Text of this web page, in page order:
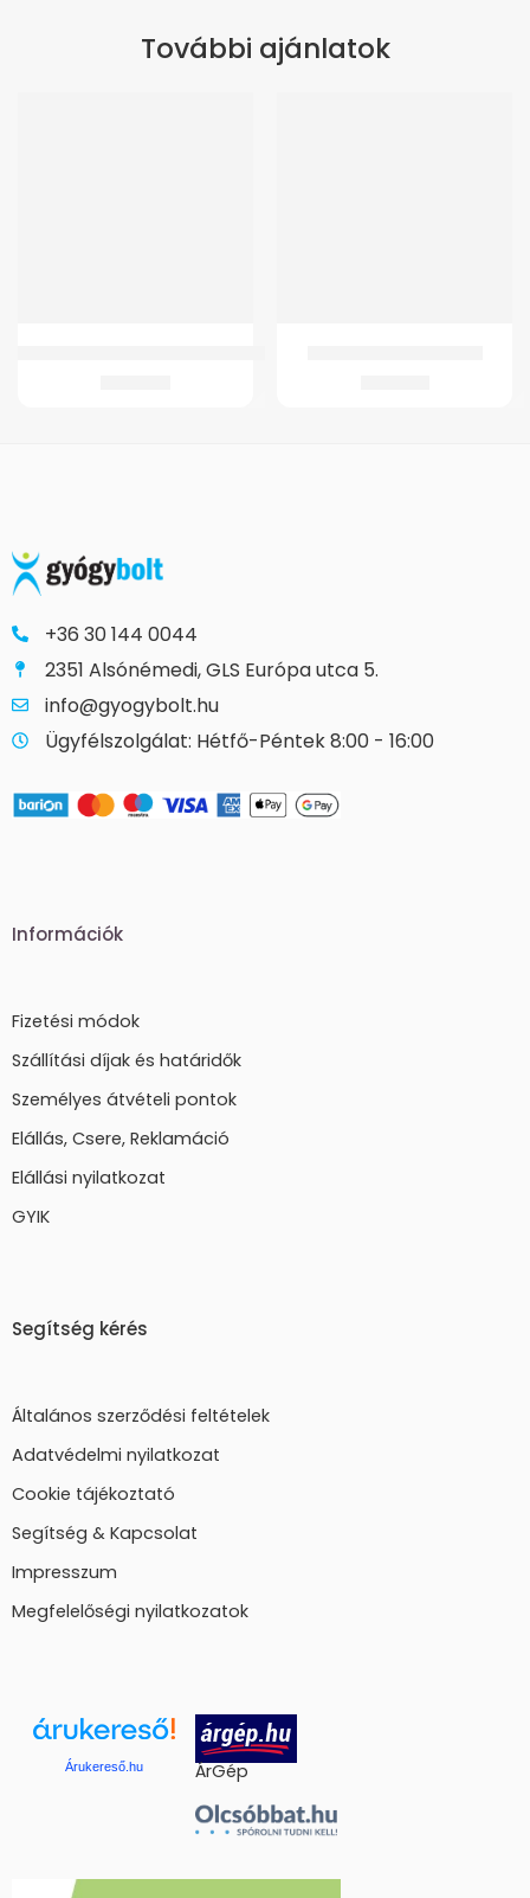
További ajánlatok
+36 30 144 0044
2351 Alsónémedi, GLS Európa utca 5.
info@gyogybolt.hu
Ügyfélszolgálat: Hétfő-Péntek 8:00 - 16:00
Információk
Fizetési módok
Szállítási díjak és határidők
Személyes átvételi pontok
Elállás, Csere, Reklamáció
Elállási nyilatkozat
GYIK
Segítség kérés
Általános szerződési feltételek
Adatvédelmi nyilatkozat
Cookie tájékoztató
Segítség & Kapcsolat
Impresszum
Megfelelőségi nyilatkozatok
Árukereső.hu ÁrGép